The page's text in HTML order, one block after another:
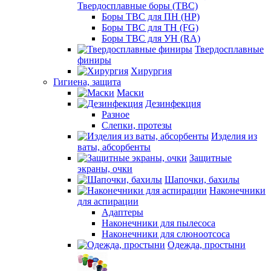
Твердосплавные боры (ТВС)
Боры ТВС для ПН (HP)
Боры ТВС для ТН (FG)
Боры ТВС для УН (RA)
Твердосплавные
финиры
Хирургия
Гигиена, защита
Маски
Дезинфекция
Разное
Слепки, протезы
Изделия из
ваты, абсорбенты
Защитные
экраны, очки
Шапочки, бахилы
Наконечники
для аспирации
Адаптеры
Наконечники для пылесоса
Наконечники для слюноотсоса
Одежда, простыни